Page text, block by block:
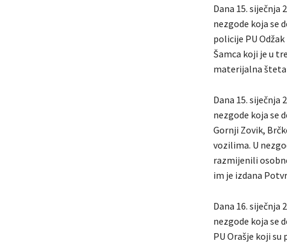
Dana 15. siječnja
nezgode koja se
policije PU
Šamca koji je u
materijalna
Dana 15. siječnja
nezgode koja se
Gornji Zovik,
vozilima. U
razmijenili
im je izdana
Dana 16. siječnja
nezgode koja se
PU Orašje koji